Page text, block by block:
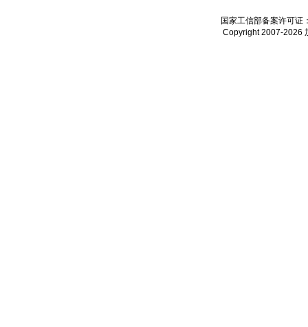
国家工信部备案许可证
Copyright 2007-2026